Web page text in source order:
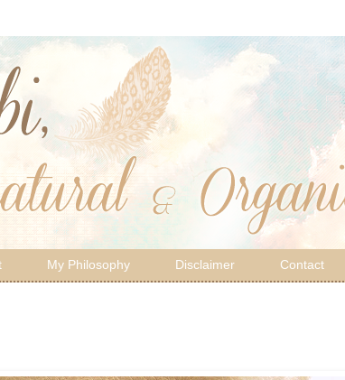
My Philosophy Disclaimer Contact